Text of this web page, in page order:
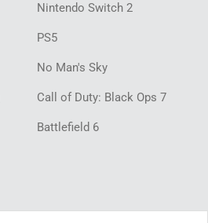
Nintendo Switch 2
PS5
No Man's Sky
Call of Duty: Black Ops 7
Battlefield 6